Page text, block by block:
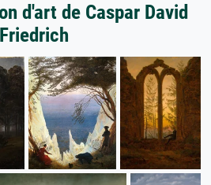
d'art de Caspar David
Friedrich